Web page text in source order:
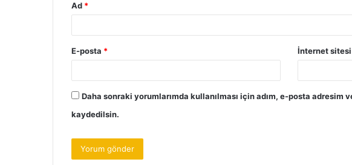
Ad *
E-posta * İnternet sitesi
Daha sonraki yorumlarımda kullanılması için adım, e-posta adresim
kaydedilsin.